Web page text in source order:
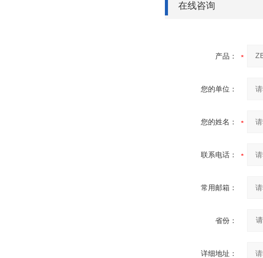
在线咨询
产品：
您的单位：
您的姓名：
联系电话：
常用邮箱：
省份：
详细地址：